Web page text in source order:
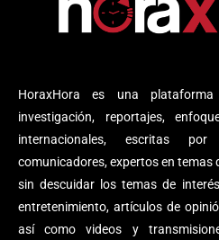
HoraxHora es una
investigación, reportajes,
internacionales, escritas por
comunicadores, expertos en temas
sin descuidar los temas de
entretenimiento, artículos de
así como videos y